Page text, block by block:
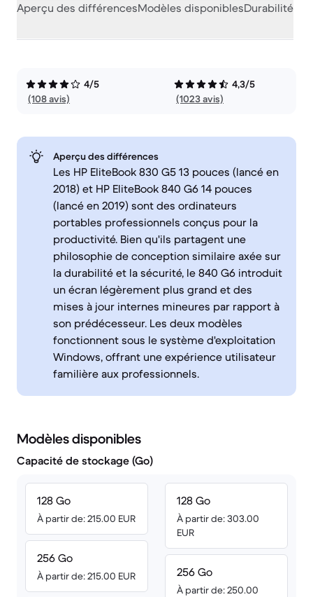
Aperçu des différencesModèles disponiblesDurabilité
4/5
(108 avis)
4,3/5
(1023 avis)
Aperçu des différences
Les HP EliteBook 830 G5 13 pouces (lancé en
2018) et HP EliteBook 840 G6 14 pouces
(lancé en 2019) sont des ordinateurs
portables professionnels conçus pour la
productivité. Bien qu'ils partagent une
philosophie de conception similaire axée sur
la durabilité et la sécurité, le 840 G6 introduit
un écran légèrement plus grand et des
mises à jour internes mineures par rapport à
son prédécesseur. Les deux modèles
fonctionnent sous le système d'exploitation
Windows, offrant une expérience utilisateur
familière aux professionnels.
Modèles disponibles
Capacité de stockage (Go)
128 Go
À partir de: 215.00 EUR
256 Go
À partir de: 215.00 EUR
128 Go
À partir de: 303.00
EUR
256 Go
À partir de: 250.00